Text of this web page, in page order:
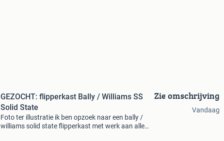
GEZOCHT: flipperkast Bally / Williams SS
Solid State
Foto ter illustratie ik ben opzoek naar een bally /
williams solid state flipperkast met werk aan alle
Zie omschrijving
Vandaag